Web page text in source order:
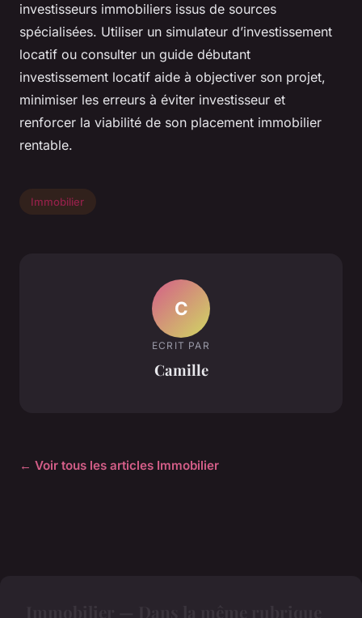
investisseurs immobiliers issus de sources
spécialisées. Utiliser un simulateur d’investissement
locatif ou consulter un guide débutant
investissement locatif aide à objectiver son projet,
minimiser les erreurs à éviter investisseur et
renforcer la viabilité de son placement immobilier
rentable.
Immobilier
C
ECRIT PAR
Camille
← Voir tous les articles Immobilier